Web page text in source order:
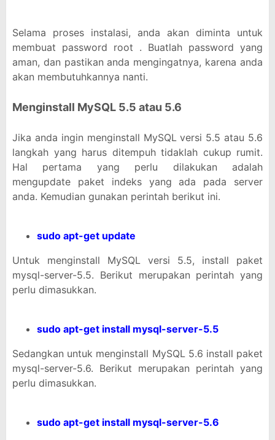
Selama proses instalasi, anda akan diminta untuk
membuat password root . Buatlah password yang
aman, dan pastikan anda mengingatnya, karena anda
akan membutuhkannya nanti.
Menginstall MySQL 5.5 atau 5.6
Jika anda ingin menginstall MySQL versi 5.5 atau 5.6
langkah yang harus ditempuh tidaklah cukup rumit.
Hal pertama yang perlu dilakukan adalah
mengupdate paket indeks yang ada pada server
anda. Kemudian gunakan perintah berikut ini.
sudo apt-get update
Untuk menginstall MySQL versi 5.5, install paket
mysql-server-5.5. Berikut merupakan perintah yang
perlu dimasukkan.
sudo apt-get install mysql-server-5.5
Sedangkan untuk menginstall MySQL 5.6 install paket
mysql-server-5.6. Berikut merupakan perintah yang
perlu dimasukkan.
sudo apt-get install mysql-server-5.6